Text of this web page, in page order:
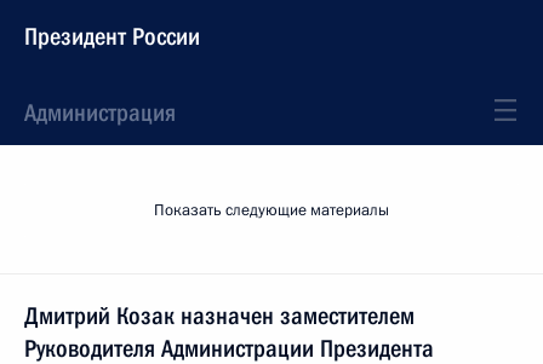
Президент России
Администрация
Показать следующие материалы
Дмитрий Козак назначен заместителем
Руководителя Администрации Президента